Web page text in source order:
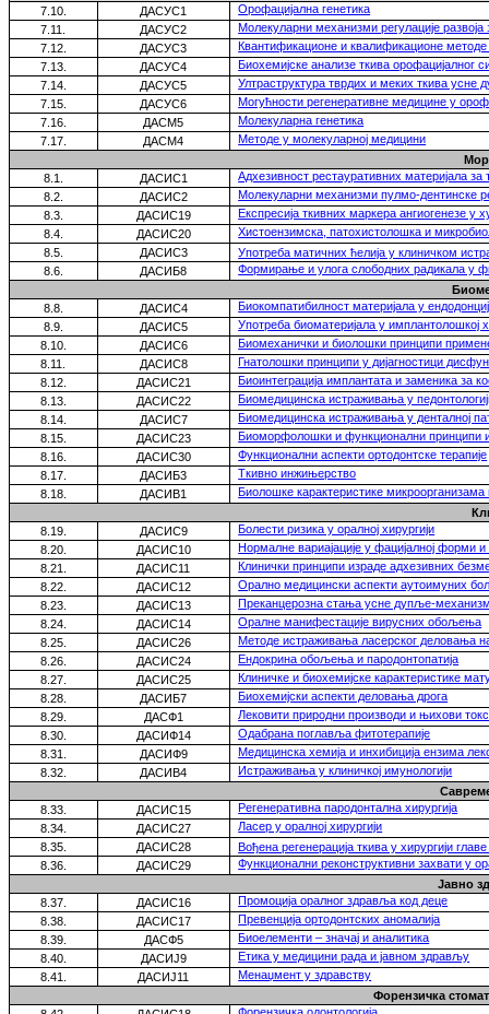
7.10.
ДАСУС1
Орофацијална генетика
7.11.
ДАСУС2
Молекуларни механизми регулације развоја
7.12.
ДАСУС3
Квантификационе и квалификационе
7.13.
ДАСУС4
Биохемијске анализе ткива орофацијалног
7.14.
ДАСУС5
Ултраструктура тврдих и меких ткива усне
7. 15. ДАСУС6
Могућности регенеративне медицине у
7 16. ДАСМ5
Молекуларна генетика
7. 17. ДАСМ4
Методе у молекуларној медицини
8.1.
ДАСИС1
Адхезивност рестауративних материјала за
8.2.
ДАСИС2
Молекуларни механизми пулмо-дентинске
8.3.
ДАСИС19
Eкспресија ткивних маркера ангиогенезе у
8.4.
ДАСИС20
Хистоензимска, патохистолошка и
8.5.
ДАСИС3
Употреба матичних ћелија у клиничком
8.6.
ДАСИБ8
Формирање и улога слободних радикала у
8.8.
ДАСИС4
Биокомпатибилност материјала у
8.9.
ДАСИС5
Употреба биоматеријала у имплантолошкој
8.10.
ДАСИС6
Биомеханички и биолошки принципи
8.11.
ДАСИС8
Гнатолошки принципи у дијагностици
8.12.
ДАСИС21
Биоинтеграција имплантата и заменика за
8.13.
ДАСИС22
Биомедицинска истраживања у
8.14.
ДАСИС7
Биомедицинска истраживања у денталној
8.15.
ДАСИС23
Биоморфолошки и функционални принципи
8.16.
ДАСИС30
Функционални аспекти ортодонтске терапије
8.17.
ДАСИБ3
Ткивно инжињерство
8.18.
ДАСИВ1
Биолошке карактеристике
8.19.
ДАСИС9
Болести ризика у оралној хирургији
8.20.
ДАСИС10
Нормалне вариајације у фацијалној форми
8.21.
ДАСИС11
Клинички принципи израде адхезивних
8.22.
ДАСИС12
Орално медицински аспекти аутоимуних
8.23.
ДАСИС13
Преканцерозна стања усне дупље-
8.24.
ДАСИС14
Oралне манифестације вирусних обољења
8.25.
ДАСИС26
Методе истраживања ласерског деловања
8.26.
ДАСИС24
Ендокрина обољења и пародонтопатија
8.27.
ДАСИС25
Клиничке и биохемијске карактеристике
8.28.
ДАСИБ7
Биохемијски аспекти деловања дрога
8.29.
ДАСФ1
Лековити природни производи и њихови
8.30.
ДАСИФ14
Одабрана поглавља фитотерапије
8.31.
ДАСИФ9
Медицинска хемија и инхибиција ензима
8.32.
ДАСИВ4
Истраживања у клиничкој имунологији
8.33.
ДАСИС15
Регенеративна пародонтална хирургија
8.34.
ДАСИС27
Ласер у оралној хирургији
8.35.
ДАСИС28
Вођена регенерација ткива у хирургији
8.36 ДАСИС29
Функционални реконструктивни захвати у
Јавно
8.37.
ДАСИС16
Промоција оралног здравља код деце
8.38.
ДАСИС17
Превенција ортодонтских аномалија
8.39.
ДАСФ5
Биоелементи – значај и аналитика
8.40.
ДАСИЈ9
Eтика у медицини рада и јавном здрављу
8.41.
ДАСИЈ11
Менаџмент у здравству
Форензичка